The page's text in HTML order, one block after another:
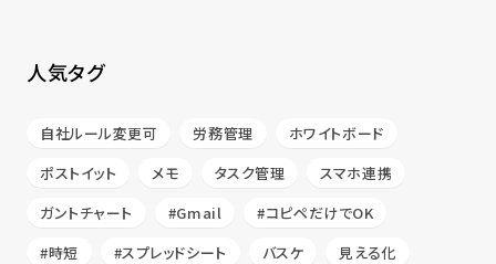
人気タグ
自社ルール変更可 労務管理
ホワイトボード
ポストイット
メモ タスク管理
スマホ連携
ガントチャート
#Gmail
#コピペだけでOK
#時短
#スプレッドシート バスケ
見える化